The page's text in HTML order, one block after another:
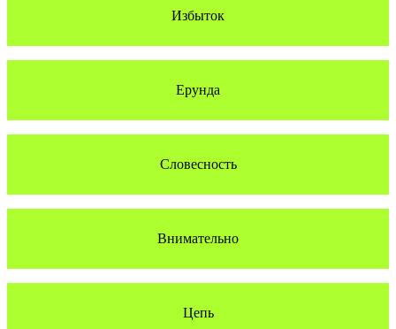
Избыток
Ерунда
Словесность
Внимательно
Цепь